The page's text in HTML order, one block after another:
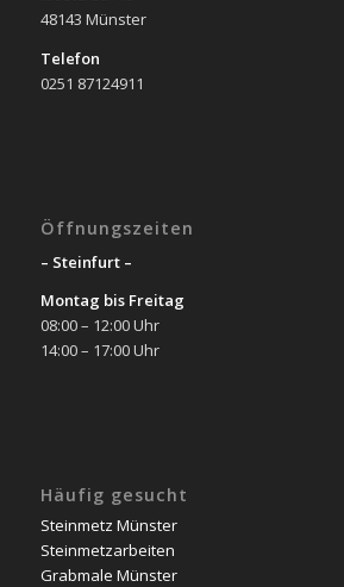
48143 Münster
Telefon
0251 87124911
Öffnungszeiten
– Steinfurt –
Montag bis Freitag
08:00 – 12:00 Uhr
14:00 – 17:00 Uhr
Häufig gesucht
Steinmetz Münster
Steinmetzarbeiten
Grabmale Münster